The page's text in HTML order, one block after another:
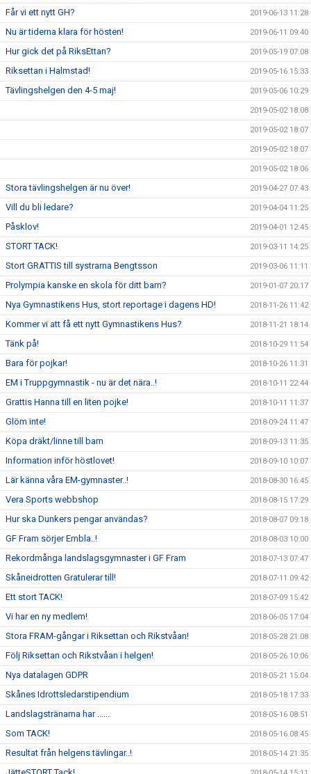
Får vi ett nytt GH? 2019-06-13 11:28
Nu är tiderna klara för hösten! 2019-06-11 09:40
Hur gick det på RiksEttan? 2019-05-19 07:08
Riksettan i Halmstad! 2019-05-16 15:33
Tävlingshelgen den 4-5 maj! 2019-05-06 10:29
2019-05-02 18:08
2019-05-02 18:07
2019-05-02 18:07
2019-05-02 18:06
Stora tävlingshelgen är nu över! 2019-04-27 07:43
Vill du bli ledare? 2019-04-04 11:25
Påsklov! 2019-04-01 12:45
STORT TACK! 2019-03-11 14:25
Stort GRATTIS till systrarna Bengtsson 2019-03-06 11:11
Prolympia kanske en skola för ditt barn? 2019-01-07 20:17
Nya Gymnastikens Hus, stort reportage i dagens HD! 2018-11-26 11:42
Kommer vi att få ett nytt Gymnastikens Hus? 2018-11-21 18:14
Tänk på! 2018-10-29 11:54
Bara för pojkar! 2018-10-26 11:31
EM i Truppgymnastik - nu är det nära..! 2018-10-11 22:44
Grattis Hanna till en liten pojke! 2018-10-11 11:37
Glöm inte! 2018-09-24 11:47
Köpa dräkt/linne till barn 2018-09-13 11:35
Information inför höstlovet! 2018-09-10 10:07
Lär känna våra EM-gymnaster..! 2018-08-30 16:45
Vera Sports webbshop 2018-08-15 17:29
Hur ska Dunkers pengar användas? 2018-08-07 09:18
GF Fram sörjer Embla..! 2018-08-03 10:00
Rekordmånga landslagsgymnaster i GF Fram 2018-07-13 07:47
Skåneidrotten Gratulerar till! 2018-07-11 09:42
Ett stort TACK! 2018-07-09 15:42
Vi har en ny medlem! 2018-06-05 17:04
Stora FRAM-gångar i Riksettan och Rikstvåan! 2018-05-28 21:08
Följ Riksettan och Rikstvåan i helgen! 2018-05-26 10:06
Nya datalagen GDPR 2018-05-21 15:04
Skånes Idrottsledarstipendium 2018-05-18 17:33
Landslagstränarna har ...... 2018-05-16 08:51
Som TACK! 2018-05-16 08:45
Resultat från helgens tävlingar..! 2018-05-14 21:35